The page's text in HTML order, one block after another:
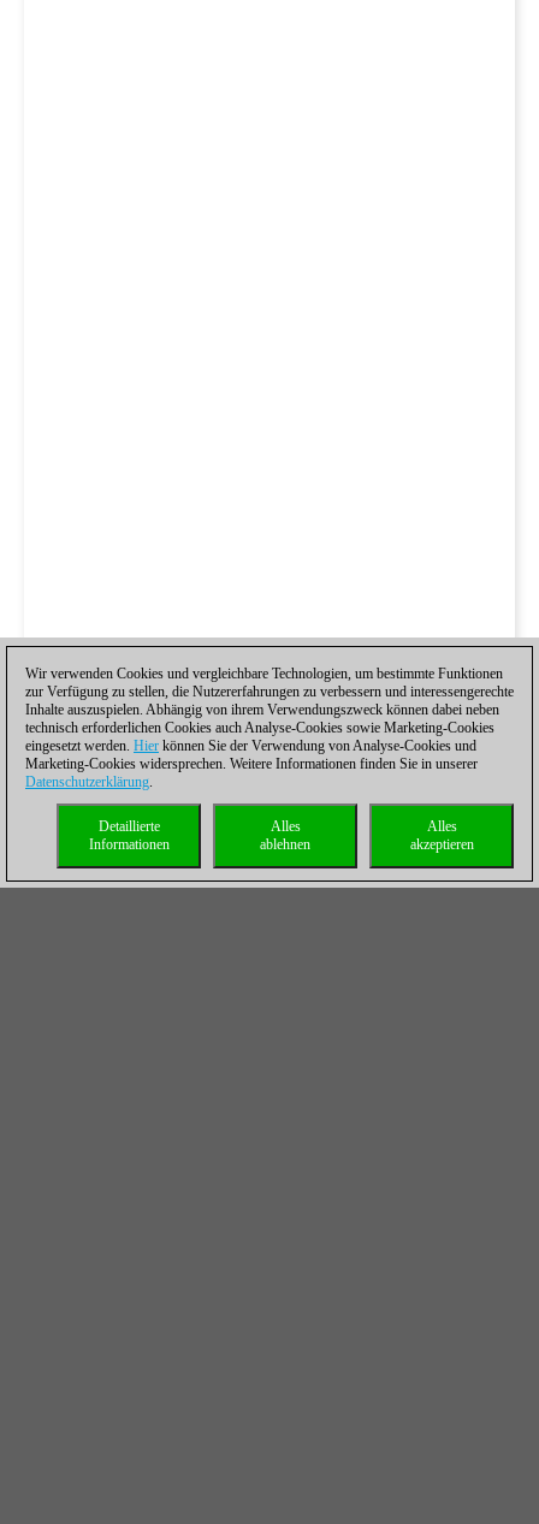
Wir verwenden Cookies und vergleichbare Technologien, um bestimmte Funktionen
zur Verfügung zu stellen, die Nutzererfahrungen zu verbessern und interessengerechte
Inhalte auszuspielen. Abhängig von ihrem Verwendungszweck können dabei neben
technisch erforderlichen Cookies auch Analyse-Cookies sowie Marketing-Cookies
eingesetzt werden. Hier können Sie der Verwendung von Analyse-Cookies und
Marketing-Cookies widersprechen. Weitere Informationen finden Sie in unserer
Datenschutzerklärung.
Alles
akzeptieren
Alles
ablehnen
Detaillierte
Informationen